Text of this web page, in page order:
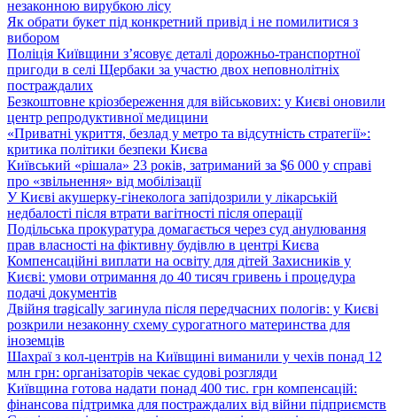
незаконною вирубкою лісу
Як обрати букет під конкретний привід і не помилитися з
вибором
Поліція Київщини з’ясовує деталі дорожньо-транспортної
пригоди в селі Щербаки за участю двох неповнолітніх
постраждалих
Безкоштовне кріозбереження для військових: у Києві оновили
центр репродуктивної медицини
«Приватні укриття, безлад у метро та відсутність стратегії»:
критика політики безпеки Києва
Київський «рішала» 23 років, затриманий за $6 000 у справі
про «звільнення» від мобілізації
У Києві акушерку-гінеколога запідозрили у лікарській
недбалості після втрати вагітності після операції
Подільська прокуратура домагається через суд анулювання
прав власності на фіктивну будівлю в центрі Києва
Компенсаційні виплати на освіту для дітей Захисників у
Києві: умови отримання до 40 тисяч гривень і процедура
подачі документів
Двійня tragically загинула після передчасних пологів: у Києві
розкрили незаконну схему сурогатного материнства для
іноземців
Шахраї з кол-центрів на Київщині виманили у чехів понад 12
млн грн: організаторів чекає судові розгляди
Київщина готова надати понад 400 тис. грн компенсацій:
фінансова підтримка для постраждалих від війни підприємств